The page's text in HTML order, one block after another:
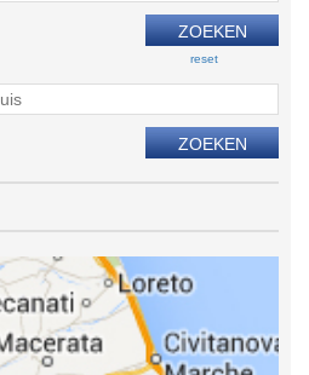
reset